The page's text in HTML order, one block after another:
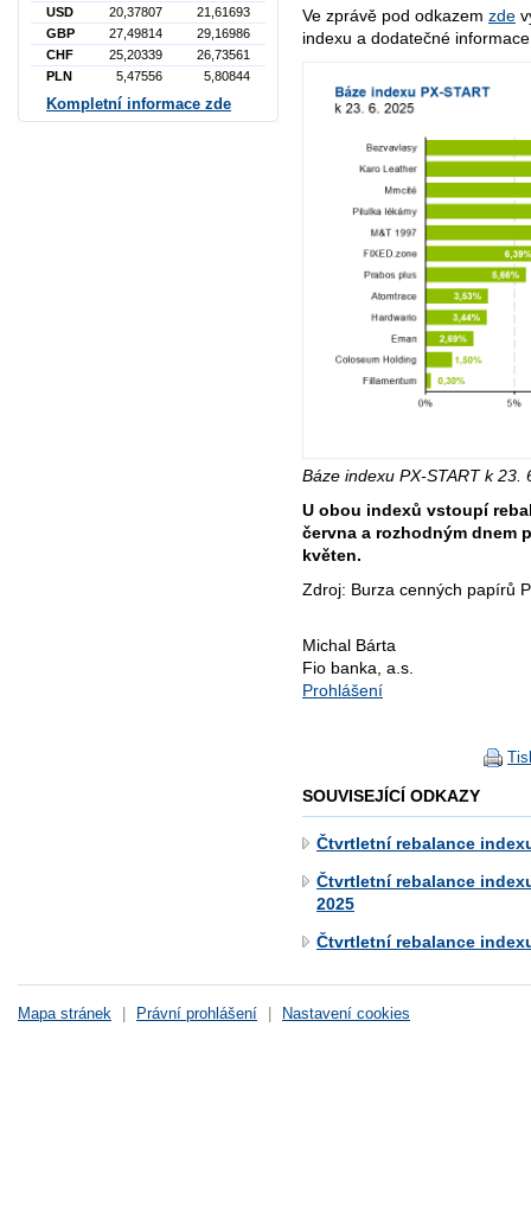
Ve zprávě pod odkazem zde
indexu a dodatečné
Báze indexu PX-START k 23.
U obou indexů vstoupí
června a rozhodným dnem
květen.
Zdroj: Burza cenných papírů
Michal Bárta
Fio banka, a.s.
Prohlášení
SOUVISEJÍCÍ ODKAZY
Čtvrtletní rebalance
Čtvrtletní rebalance
2025
Čtvrtletní rebalance
USD
20,37807
21,61693
GBP
27,49814
29,16986
CHF
25,20339
26,73561
PLN
5,47556 5,80844
Kompletní informace zde
Mapa stránek Právní prohlášení Nastavení cookies